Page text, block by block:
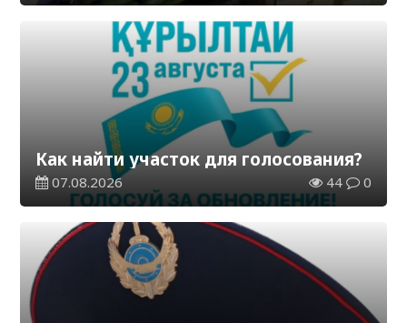
Как найти участок для голосования?
07.08.2026 44 0